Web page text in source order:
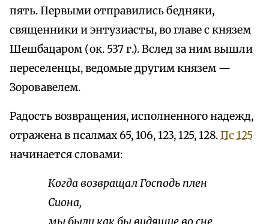
пять. Первыми отправились бедняки,
священники и энтузиасты, во главе с князем
Шешбацаром (ок. 537 г.). Вслед за ним вышли
переселенцы, ведомые другим князем —
Зоровавелем.
Радость возвращения, исполненного надежд,
отражена в псалмах 65, 106, 123, 125, 128.Пс 125
начинается словами:
Когда возвращал Господь плен
Сиона,